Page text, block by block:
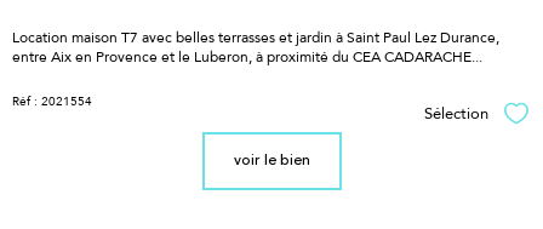
Location maison T7 avec belles terrasses et jardin à Saint Paul Lez Durance,
entre Aix en Provence et le Luberon, à proximité du CEA CADARACHE...
Réf : 2021554
Sélection
voir le bien